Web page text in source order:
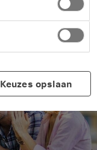
Keuzes opslaan